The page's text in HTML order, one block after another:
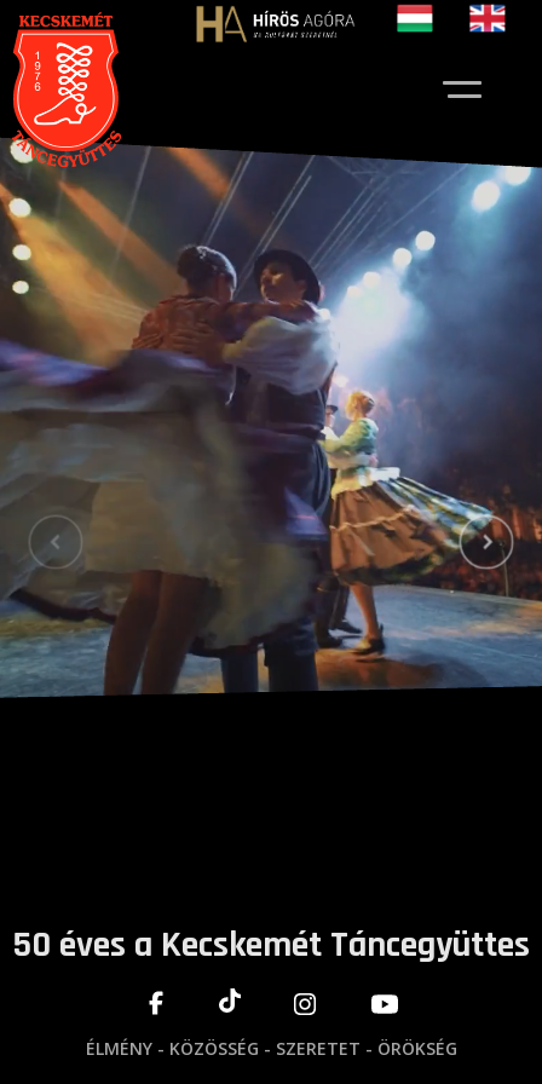
50 éves a Kecskemét Táncegyüttes
ÉLMÉNY - KÖZÖSSÉG - SZERETET - ÖRÖKSÉG